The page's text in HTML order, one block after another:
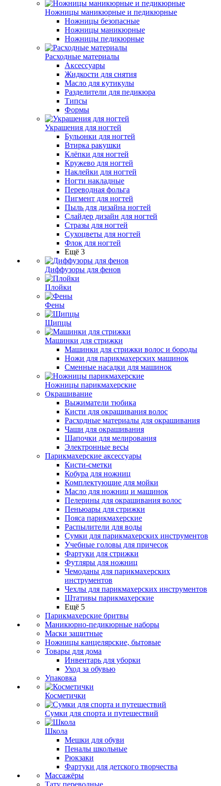
Ножницы маникюрные и педикюрные
Ножницы безопасные
Ножницы маникюрные
Ножницы педикюрные
Расходные материалы
Аксессуары
Жидкости для снятия
Масло для кутикулы
Разделители для педикюра
Типсы
Формы
Украшения для ногтей
Бульонки для ногтей
Втирка ракушки
Клёпки для ногтей
Кружево для ногтей
Наклейки для ногтей
Ногти накладные
Переводная фольга
Пигмент для ногтей
Пыль для дизайна ногтей
Слайдер дизайн для ногтей
Стразы для ногтей
Сухоцветы для ногтей
Флок для ногтей
Ещё 3
Диффузоры для фенов
Плойки
Фены
Щипцы
Машинки для стрижки
Машинки для стрижки волос и бороды
Ножи для парикмахерских машинок
Сменные насадки для машинок
Ножницы парикмахерские
Окрашивание
Выжиматели тюбика
Кисти для окрашивания волос
Расходные материалы для окрашивания
Чаши для окрашивания
Шапочки для мелирования
Электронные весы
Парикмахерские аксессуары
Кисти-сметки
Кобура для ножниц
Комплектующие для мойки
Масло для ножниц и машинок
Пелерины для окрашивания волос
Пеньюары для стрижки
Пояса парикмахерские
Распылители для воды
Сумки для парикмахерских инструментов
Учебные головы для причесок
Фартуки для стрижки
Футляры для ножниц
Чемоданы для парикмахерских
инструментов
Чехлы для парикмахерских инструментов
Штативы парикмахерские
Ещё 5
Парикмахерские бритвы
Маникюрно-педикюрные наборы
Маски защитные
Ножницы канцелярские, бытовые
Товары для дома
Инвентарь для уборки
Уход за обувью
Упаковка
Косметички
Сумки для спорта и путешествий
Школа
Мешки для обуви
Пеналы школьные
Рюкзаки
Фартуки для детского творчества
Массажёры
Тату переводные